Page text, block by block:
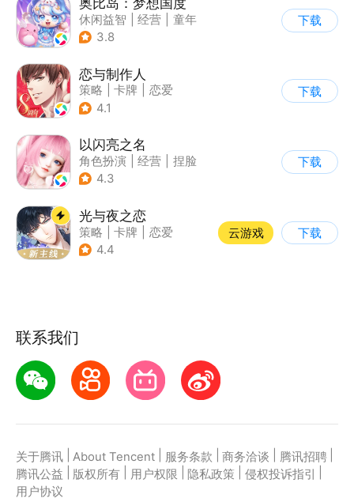
休闲益智 经营
童年
| 萌系
3.8
下载
恋与制作人
策略 卡牌
恋爱
| 乙女
4.1
下载
以闪亮之名
角色扮演 经营
捏脸
| 二次元
4.3
下载
光与夜之恋
策略 卡牌
恋爱
| 乙女
4.4
云游戏 下载
联系我们
关于腾讯 About Tencent 服务条款 商务洽谈 腾讯招聘
腾讯公益
版权所有 用户权限 隐私政策 侵权投诉指引
用户协议